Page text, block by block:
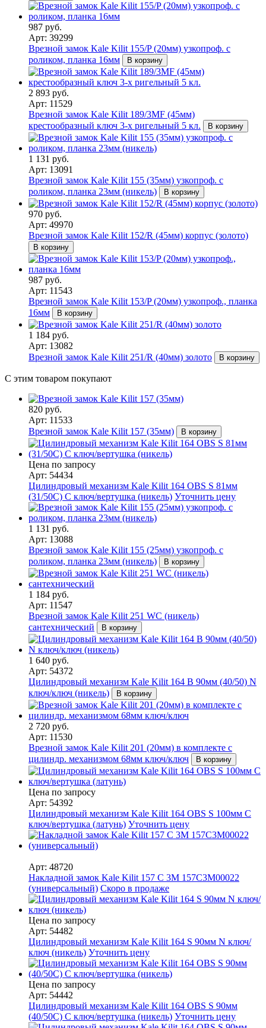
987 руб.
Арт: 39299
Врезной замок Kale Kilit 155/P (20мм) узкопроф. с
роликом, планка 16мм
В корзину
2 893 руб.
Арт: 11529
Врезной замок Kale Kilit 189/3MF (45мм)
крестообразный ключ 3-х ригельный 5 кл.
В корзину
1 131 руб.
Арт: 13091
Врезной замок Kale Kilit 155 (35мм) узкопроф. с
роликом, планка 23мм (никель)
В корзину
970 руб.
Арт: 49970
Врезной замок Kale Kilit 152/R (45мм) корпус (золото)
В корзину
987 руб.
Арт: 11543
Врезной замок Kale Kilit 153/P (20мм) узкопроф., планка
16мм
В корзину
1 184 руб.
Арт: 13082
Врезной замок Kale Kilit 251/R (40мм) золото
В корзину
С этим товаром покупают
820 руб.
Арт: 11533
Врезной замок Kale Kilit 157 (35мм)
В корзину
Цена по запросу
Арт: 54434
Цилиндровый механизм Kale Kilit 164 OBS S 81мм
(31/50C) C ключ/вертушка (никель) Уточнить цену
1 131 руб.
Арт: 13088
Врезной замок Kale Kilit 155 (25мм) узкопроф. с
роликом, планка 23мм (никель)
В корзину
1 184 руб.
Арт: 11547
Врезной замок Kale Kilit 251 WC (никель)
сантехнический
В корзину
1 640 руб.
Арт: 54372
Цилиндровый механизм Kale Kilit 164 B 90мм (40/50) N
ключ/ключ (никель)
В корзину
2 720 руб.
Арт: 11530
Врезной замок Kale Kilit 201 (20мм) в комплекте с
цилиндр. механизмом 68мм ключ/ключ
В корзину
Цена по запросу
Арт: 54392
Цилиндровый механизм Kale Kilit 164 OBS S 100мм C
ключ/вертушка (латунь) Уточнить цену
Арт: 48720
Накладной замок Kale Kilit 157 C 3M 157C3M00022
(универсальный) Скоро в продаже
Цена по запросу
Арт: 54482
Цилиндровый механизм Kale Kilit 164 S 90мм N ключ/
ключ (никель) Уточнить цену
Цена по запросу
Арт: 54442
Цилиндровый механизм Kale Kilit 164 OBS S 90мм
(40/50С) C ключ/вертушка (никель) Уточнить цену